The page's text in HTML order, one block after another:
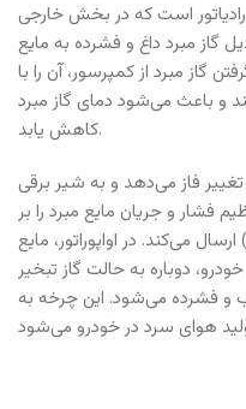
است که در بخش خارجی
مبرد داغ و فشرده به مایع
گاز مبرد از کمپرسور، آن را با
و باعث می‌شود دمای گاز مبرد
کاهش یابد.
تغییر فاز می‌دهد و به شیر برقی
و جریان مایع مبرد را بر
ارسال می‌کند. در اواپوراتور، مایع
دوباره به حالت گاز تبخیر
فشرده می‌شود. این چرخه به